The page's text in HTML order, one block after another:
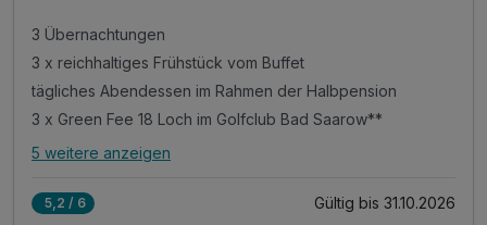
3 Übernachtungen
3 x reichhaltiges Frühstück vom Buffet
tägliches Abendessen im Rahmen der Halbpension
3 x Green Fee 18 Loch im Golfclub Bad Saarow**
Alle Inklusivleistungen
5 weitere anzeigen
5,2 / 6 Gültig bis 31.10.2026